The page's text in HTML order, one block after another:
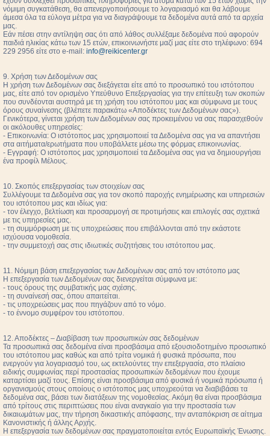
νόμιμη συγκατάθεση, θα απενεργοποιήσουμε το λογαριασμό και θα λάβουμε
άμεσα όλα τα εύλογα μέτρα για να διαγράψουμε τα δεδομένα αυτά από τα αρχεία
μας.
Εάν πέσει στην αντίληψη σας ότι από λάθος συλλέξαμε δεδομένα πού αφορούν
παιδιά ηλικίας κάτω των 15 ετών, επικοινωνήστε μαζί μας είτε στο τηλέφωνο: 694
229 2956 είτε στο e-mail: info@reikicenter.gr
9. Χρήση των Δεδομένων σας
Η χρήση των Δεδομένων σας διεξάγεται είτε από το προσωπικό του ιστότοπου
μας, είτε από τον ορισμένο Υπεύθυνο Επεξεργασίας για την επίτευξη των σκοπών
που συνδέονται αυστηρά με τη χρήση του ιστότοπου μας και σύμφωνα με τους
όρους συναίνεσης (βλέπετε παρακάτω «Αποδέκτες των Δεδομένων σας»).
Γενικότερα, γίνεται χρήση των Δεδομένων σας προκειμένου να σας παρασχεθούν
οι ακόλουθες υπηρεσίες:
- Επικοινωνία: Ο ιστότοπος μας χρησιμοποιεί τα Δεδομένα σας για να απαντήσει
στα αιτήματα/ερωτήματα που υποβάλλετε μέσω της φόρμας επικοινωνίας.
- Εγγραφή: Ο ιστότοπος μας χρησιμοποιεί τα Δεδομένα σας για να δημιουργήσει
ένα προφίλ Μέλους.
10. Σκοπός επεξεργασίας των στοιχείων σας
Συλλέγουμε τα Δεδομένα σας για τον σκοπό παροχής ενημέρωσης και υπηρεσιών
του ιστότοπου μας και ιδίως για:
- τον έλεγχο, βελτίωση και προσαρμογή σε προτιμήσεις και επιλογές σας σχετικά
με τις υπηρεσίες μας.
- τη συμμόρφωση με τις υποχρεώσεις που επιβάλλονται από την εκάστοτε
ισχύουσα νομοθεσία.
- την συμμετοχή σας στις ιδιωτικές συζητήσεις του ιστότοπου μας.
11. Νόμιμη βάση επεξεργασίας των Δεδομένων σας από τον ιστότοπο μας
Η επεξεργασία των Δεδομένων σας διενεργείται σύμφωνα με:
- τους όρους της συμβατικής μας σχέσης.
- τη συναίνεσή σας, όπου απαιτείται.
- τις υποχρεώσεις μας που πηγάζουν από το νόμο.
- το έννομο συμφέρον του ιστότοπου.
12. Αποδέκτες – Διαβίβαση των προσωπικών σας δεδομένων
Τα προσωπικά σας δεδομένα είναι προσβάσιμα από εξουσιοδοτημένο προσωπικό
του ιστότοπου μας καθώς και από τρίτα νομικά ή φυσικά πρόσωπα, που
ενεργούν για λογαριασμό του, ως εκτελούντες την επεξεργασία, στο πλαίσιο
ειδικής συμφωνίας περί προστασίας προσωπικών δεδομένων που έχουμε
καταρτίσει μαζί τους. Επίσης είναι προσβάσιμα από φυσικά ή νομικά πρόσωπα ή
οργανισμούς στους οποίους ο ιστότοπος μας υποχρεούται να διαβιβάσει τα
δεδομένα σας, βάσει των διατάξεων της νομοθεσίας. Ακόμη θα είναι προσβάσιμα
από τρίτους στις περιπτώσεις που είναι αναγκαίο για την προστασία των
δικαιωμάτων μας, την τήρηση δικαστικής απόφασης, την ανταπόκριση σε αίτημα
Κανονιστικής ή άλλης Αρχής.
Η επεξεργασία των δεδομένων σας πραγματοποιείται εντός Ευρωπαϊκής Ένωσης.